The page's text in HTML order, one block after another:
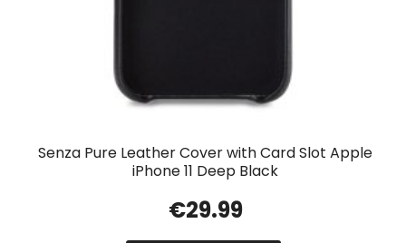
Senza Pure Leather Cover with Card Slot Apple
iPhone 11 Deep Black
€29.99